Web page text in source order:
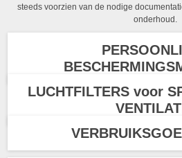
steeds voorzien van de nodige
onderhoud.
LUCHTFILTERS voor